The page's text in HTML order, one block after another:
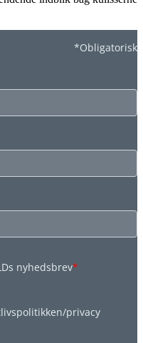
*Obligatorisk
nyhedsbrev*
privacy